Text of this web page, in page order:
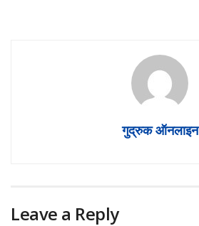
गुद्रुक ऑनलाइन
Leave a Reply